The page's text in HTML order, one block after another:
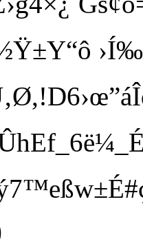
7™eß